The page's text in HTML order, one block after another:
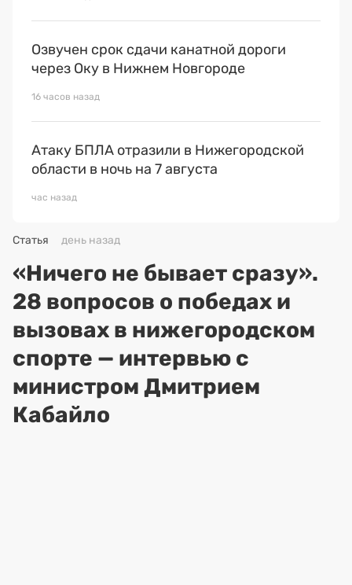
Озвучен срок сдачи канатной дороги
через Оку в Нижнем Новгороде
16 часов назад
Атаку БПЛА отразили в Нижегородской
области в ночь на 7 августа
час назад
Статья день назад
«Ничего не бывает сразу».
28 вопросов о победах и
вызовах в нижегородском
спорте — интервью с
министром Дмитрием
Кабайло